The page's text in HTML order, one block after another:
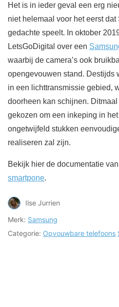
Het is in ieder geval een erg
niet helemaal voor het eerst
gedachte speelt. In oktober
LetsGoDigital over een
waarbij de camera’s ook
opengevouwen stand. Destijds
in een lichttransmissie gebied,
doorheen kan schijnen.
gekozen om een inkeping in
ongetwijfeld stukken
realiseren zal zijn.
Bekijk hier de documentatie
smartpone.
Ilse Jurrien
Merk: Samsung
Categorie: Opvouwbare telefoons